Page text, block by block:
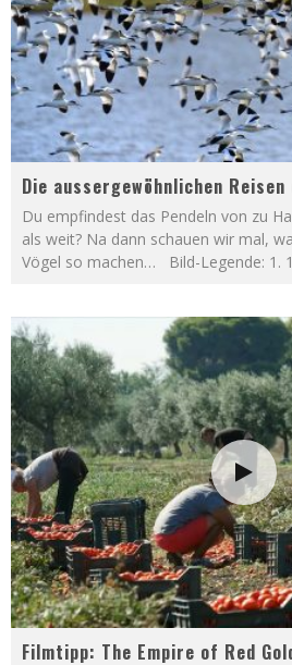
Die aussergewöhnlichen
Du empfindest das Pendeln von zu
als weit? Na dann schauen wir mal,
Vögel so machen… Bild-Legende: 1.
Filmtipp: The Empire of Red